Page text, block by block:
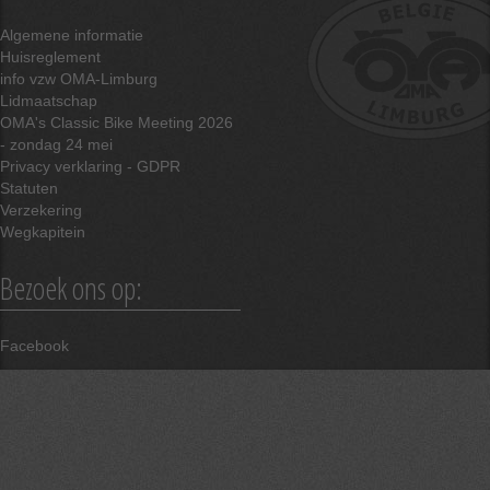
Algemene informatie
Huisreglement
info vzw OMA-Limburg
Lidmaatschap
OMA's Classic Bike Meeting 2026
- zondag 24 mei
Privacy verklaring - GDPR
Statuten
Verzekering
Wegkapitein
Bezoek ons op:
Facebook